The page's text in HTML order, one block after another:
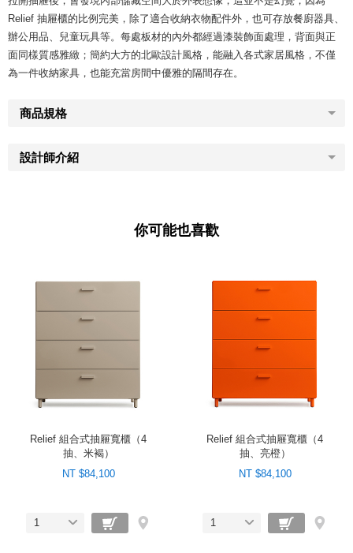
Relief 抽屜櫃的比例完美，除了適合收納衣物配件外，也可存放餐廚器具、
辦公用品、兒童玩具等。每處板材的內外都經過漆裝飾面處理，背面與正
面同樣質感雅緻；簡約大方的北歐設計風格，能融入各式家居風格，不僅
為一件收納家具，也能充當房間中優雅的隔間存在。
商品規格
設計師介紹
你可能也喜歡
Relief 組合式抽屜寬櫃（4
抽、米褐）
NT $84,100
1
Relief 組合式抽屜寬櫃（4
抽、亮橙）
NT $84,100
1